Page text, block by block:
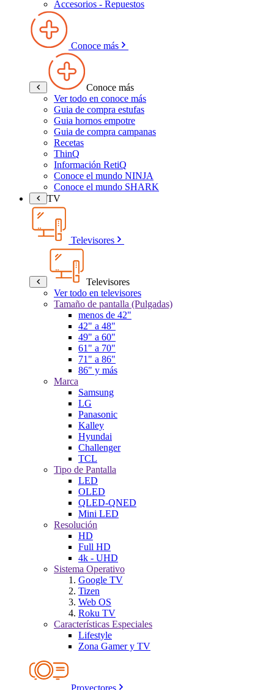
Accesorios - Repuestos
Conoce más
Conoce más
Ver todo en conoce más
Guia de compra estufas
Guia hornos empotre
Guia de compra campanas
Recetas
ThinQ
Información RetiQ
Conoce el mundo NINJA
Conoce el mundo SHARK
TV
Televisores
Televisores
Ver todo en televisores
Tamaño de pantalla (Pulgadas)
menos de 42"
42" a 48"
49" a 60"
61" a 70"
71" a 86"
86" y más
Marca
Samsung
LG
Panasonic
Kalley
Hyundai
Challenger
TCL
Tipo de Pantalla
LED
OLED
QLED-QNED
Mini LED
Resolución
HD
Full HD
4k - UHD
Sistema Operativo
Google TV
Tizen
Web OS
Roku TV
Características Especiales
Lifestyle
Zona Gamer y TV
Proyectores